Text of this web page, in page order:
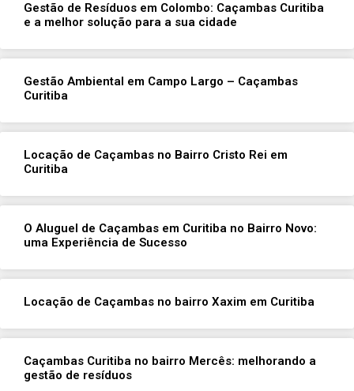
Gestão de Resíduos em Colombo: Caçambas Curitiba
e a melhor solução para a sua cidade
Gestão Ambiental em Campo Largo – Caçambas
Curitiba
Locação de Caçambas no Bairro Cristo Rei em
Curitiba
O Aluguel de Caçambas em Curitiba no Bairro Novo:
uma Experiência de Sucesso
Locação de Caçambas no bairro Xaxim em Curitiba
Caçambas Curitiba no bairro Mercês: melhorando a
gestão de resíduos